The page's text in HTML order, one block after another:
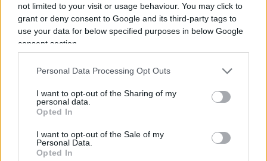
not limited to your visit or usage behaviour. You may click to
grant or deny consent to Google and its third-party tags to
use your data for below specified purposes in below Google
consent section.
Personal Data Processing Opt Outs
I want to opt-out of the Sharing of my
personal data.
Opted In
I want to opt-out of the Sale of my
Personal Data.
Opted In
Per approfondire
Lombardia e Lazio, i risultati delle elezioni
regione per regione
Elezioni, Moratti insegna: i voti della Ztl non
bastano
Elezioni regionali, perché Meloni può gioire (e
cosa deve temere)
La sinistra è minoranza nel Paese (nonostante